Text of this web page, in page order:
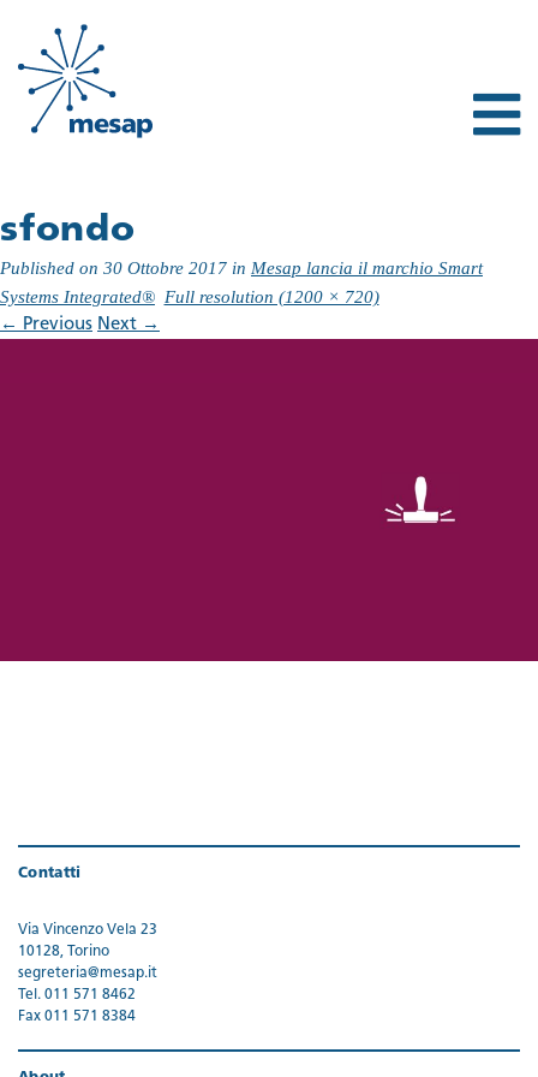
sfondo
Published on 30 Ottobre 2017 in Mesap lancia il marchio Smart
Systems Integrated® Full resolution (1200 × 720)
← Previous Next →
Contatti
Via Vincenzo Vela 23
10128, Torino
segreteria@mesap.it
Tel. 011 571 8462
Fax 011 571 8384